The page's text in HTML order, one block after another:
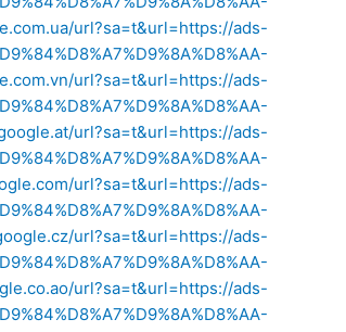
url?sa=t&url=https://ads-
url?sa=t&url=https://ads-
url?sa=t&url=https://ads-
url?sa=t&url=https://ads-
url?sa=t&url=https://ads-
url?sa=t&url=https://ads-